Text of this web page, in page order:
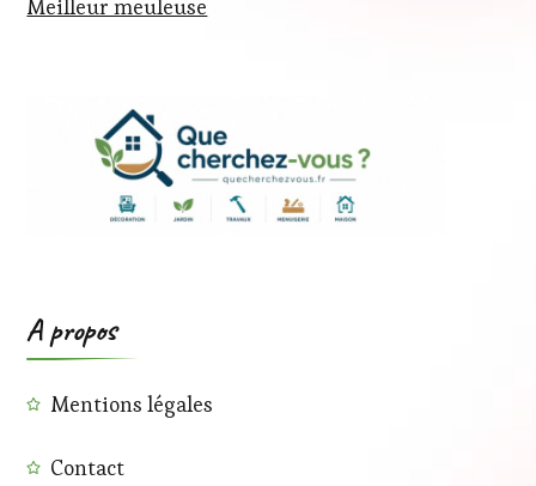
Meilleur meuleuse
A propos
Mentions légales
Contact